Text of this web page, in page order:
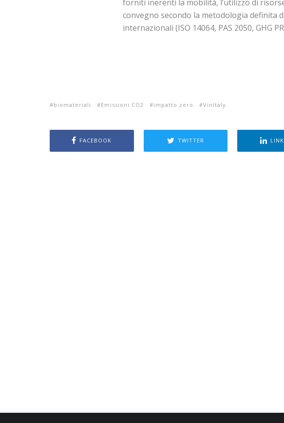
forniti inerenti la mobilità, l’utilizzo di
convegno secondo la metodologia definita
internazionali (ISO 14064, PAS 2050, GHG
biomateriali Emissioni CO2 impatto zero VinItaly
FACEBOOK TWITTER